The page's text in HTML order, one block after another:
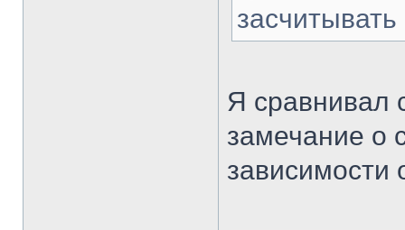
Я сравнивал
замечание о
зависимости